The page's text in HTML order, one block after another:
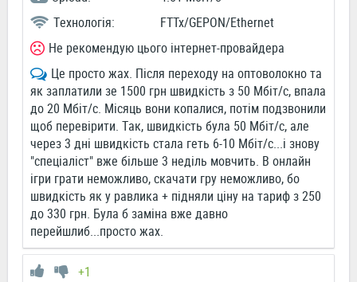
Технологія:
FTTx/GEPON/Ethernet
Не рекомендую цього інтернет-провайдера
Це просто жах. Після переходу на оптоволокно та
як заплатили зе 1500 грн швидкість з 50 Мбіт/с, впала
до 20 Мбіт/с. Місяць вони копалися, потім подзвонили
щоб перевірити. Так, швидкість була 50 Мбіт/с, але
через 3 дні швидкість стала геть 6-10 Мбіт/с...і знову
"спеціаліст" вже більше 3 неділь мовчить. В онлайн
ігри грати неможливо, скачати гру неможливо, бо
швидкість як у равлика + підняли ціну на тариф з 250
до 330 грн. Була б заміна вже давно
перейшлиб...просто жах.
+1